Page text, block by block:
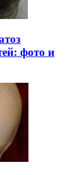
фото и